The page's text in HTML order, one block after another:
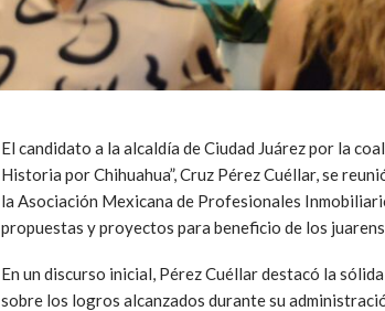
El candidato a la alcaldía de Ciudad Juárez por la
Historia por Chihuahua”, Cruz Pérez Cuéllar, se
la Asociación Mexicana de Profesionales
propuestas y proyectos para beneficio de los
En un discurso inicial, Pérez Cuéllar destacó la
sobre los logros alcanzados durante su